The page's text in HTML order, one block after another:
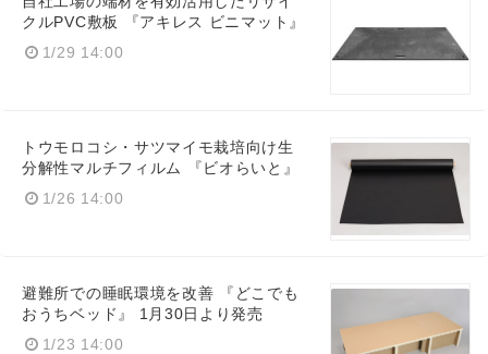
クルPVC敷板 『アキレス ビニマット』
1/29 14:00
トウモロコシ・サツマイモ栽培向け生
分解性マルチフィルム 『ビオらいと』
1/26 14:00
避難所での睡眠環境を改善 『どこでも
おうちベッド』 1月30日より発売
1/23 14:00